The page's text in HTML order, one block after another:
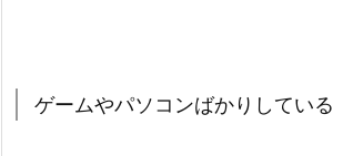
ゲームやパソコンばかりしている